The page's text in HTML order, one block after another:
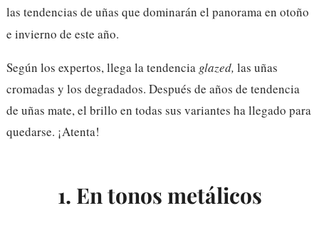
las tendencias de uñas que dominarán el panorama en otoño
e invierno de este año.
Según los expertos, llega la tendencia glazed, las uñas
cromadas y los degradados. Después de años de tendencia
de uñas mate, el brillo en todas sus variantes ha llegado para
quedarse. ¡Atenta!
1. En tonos metálicos